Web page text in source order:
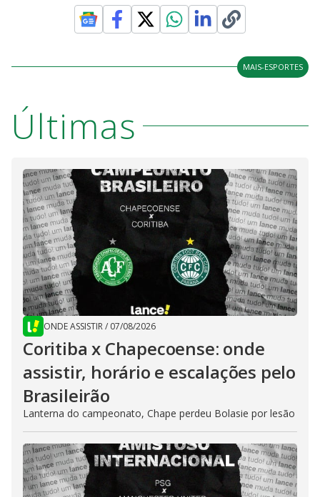
MAIS-ESPORTES
Últimas
ONDE ASSISTIR/ 07/08/2026
Coritiba x Chapecoense: onde
assistir, horário e escalações pelo
Brasileirão
Lanterna do campeonato, Chape perdeu Bolasie por lesão